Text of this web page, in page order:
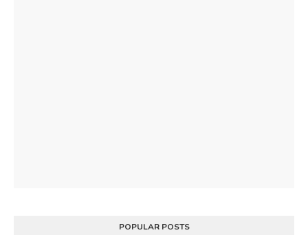
POPULAR POSTS